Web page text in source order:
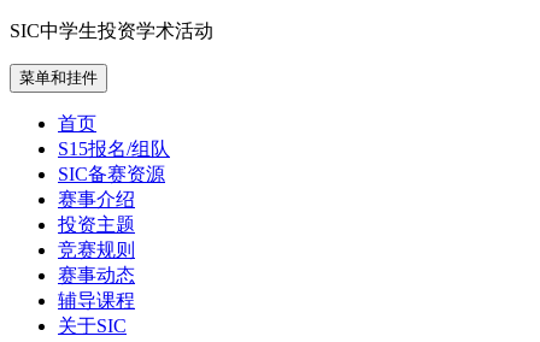
SIC中学生投资学术活动
菜单和挂件
首页
S15报名/组队
SIC备赛资源
赛事介绍
投资主题
竞赛规则
赛事动态
辅导课程
关于SIC